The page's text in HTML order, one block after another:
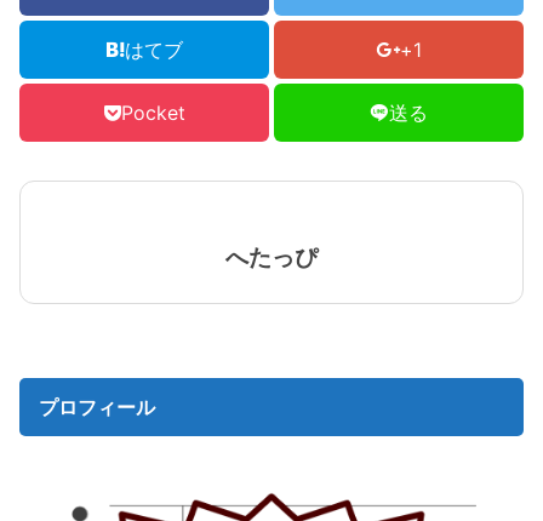
はてブ +1
Pocket 送る
へたっぴ
プロフィール